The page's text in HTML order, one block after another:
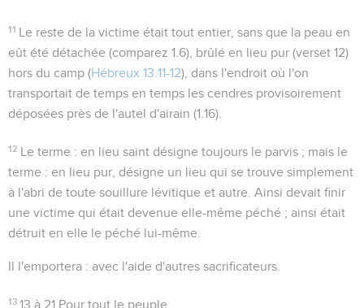
11 Le reste de la victime était tout entier, sans que la peau en
eût été détachée (comparez 1.6), brûlé en lieu pur (verset 12)
hors du camp (Hébreux 13.11-12), dans l'endroit où l'on
transportait de temps en temps les cendres provisoirement
déposées près de l'autel d'airain (1.16).
12 Le terme :en lieu saint désigne toujours le parvis ; mais le
terme : en lieu pur , désigne un lieu qui se trouve simplement
à l'abri de toute souillure lévitique et autre. Ainsi devait finir
une victime qui était devenue elle-même péché ; ainsi était
détruit en elle le péché lui-même.
Il l'emportera : avec l'aide d'autres sacrificateurs.
13 13 à 21 Pour tout le peuple